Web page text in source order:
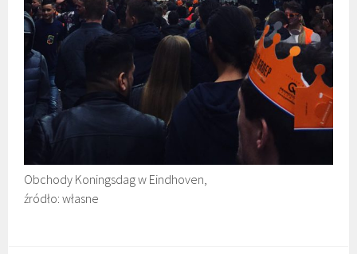
Obchody Koningsdag w Eindhoven,
źródło: własne